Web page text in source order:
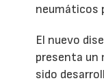
neumáticos
El nuevo
presenta un
sido